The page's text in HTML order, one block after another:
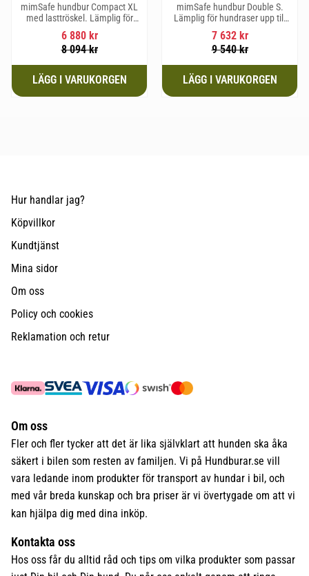
mimSafe hundbur Compact XL
med lasttröskel. Lämplig för
hundraser upp till 58 cm i
mankhöjd.
6 880kr
8 094kr
mimSafe hundbur Double S.
Lämplig för hundraser upp till
52 cm i mankhöjd.
7 632kr
9 540kr
Hur handlar jag?
Köpvillkor
Kundtjänst
Mina sidor
Om oss
Policy och cookies
Reklamation och retur
Om oss
Fler och fler tycker att det är lika självklart att hunden ska åka
säkert i bilen som resten av familjen. Vi på Hundburar.se vill
vara ledande inom produkter för transport av hundar i bil, och
med vår breda kunskap och bra priser är vi övertygade om att vi
kan hjälpa dig med dina inköp.
Kontakta oss
Hos oss får du alltid råd och tips om vilka produkter som passar